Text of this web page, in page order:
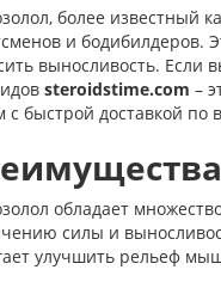
более известный
и бодибилдеров.
выносливость. Если
steroidstime.com –
с быстрой доставкой по
обладает
силы и
улучшить рельеф